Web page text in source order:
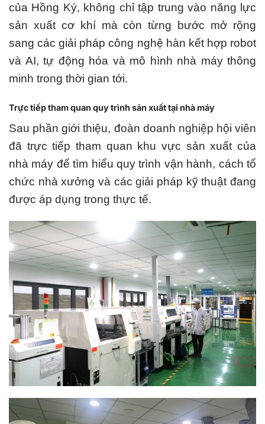
của Hồng Ký, không chỉ tập trung vào năng lực
sản xuất cơ khí mà còn từng bước mở rộng
sang các giải pháp công nghệ hàn kết hợp robot
và AI, tự động hóa và mô hình nhà máy thông
minh trong thời gian tới.
Trực tiếp tham quan quy trình sản xuất tại nhà máy
Sau phần giới thiệu, đoàn doanh nghiệp hội viên
đã trực tiếp tham quan khu vực sản xuất của
nhà máy để tìm hiểu quy trình vận hành, cách tổ
chức nhà xưởng và các giải pháp kỹ thuật đang
được áp dụng trong thực tế.